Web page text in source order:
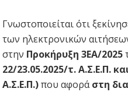
Γνωστοποιείται ότι
των ηλεκτρονικών
στην Προκήρυξη 3ΕΑ/2025
22/23.05.2025/τ. Α.Σ.Ε.Π.
Α.Σ.Ε.Π.)που αφοράστη